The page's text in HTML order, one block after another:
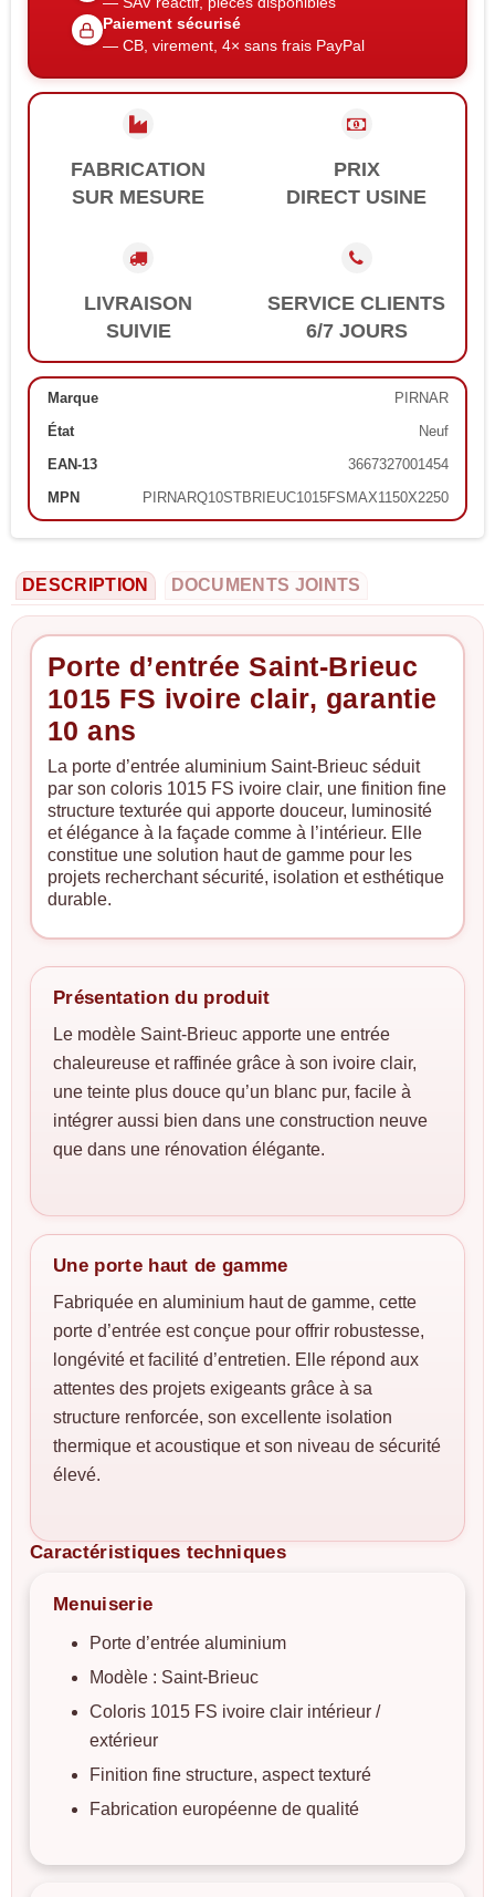
Paiement sécurisé
— CB, virement, 4× sans frais PayPal
FABRICATION
SUR MESURE
PRIX
DIRECT USINE
LIVRAISON
SUIVIE
SERVICE CLIENTS
6/7 JOURS
Marque
PIRNAR
État
Neuf
EAN-13
3667327001454
MPN
PIRNARQ10STBRIEUC1015FSMAX1150X2250
DESCRIPTION DOCUMENTS JOINTS
Porte d’entrée Saint-Brieuc
1015 FS ivoire clair, garantie
10 ans
La porte d’entrée aluminium Saint-Brieuc séduit
par son coloris 1015 FS ivoire clair, une finition fine
structure texturée qui apporte douceur, luminosité
et élégance à la façade comme à l’intérieur. Elle
constitue une solution haut de gamme pour les
projets recherchant sécurité, isolation et esthétique
durable.
Présentation du produit
Le modèle Saint-Brieuc apporte une entrée
chaleureuse et raffinée grâce à son ivoire clair,
une teinte plus douce qu’un blanc pur, facile à
intégrer aussi bien dans une construction neuve
que dans une rénovation élégante.
Une porte haut de gamme
Fabriquée en aluminium haut de gamme, cette
porte d’entrée est conçue pour offrir robustesse,
longévité et facilité d’entretien. Elle répond aux
attentes des projets exigeants grâce à sa
structure renforcée, son excellente isolation
thermique et acoustique et son niveau de sécurité
élevé.
Caractéristiques techniques
Menuiserie
Porte d’entrée aluminium
Modèle : Saint-Brieuc
Coloris 1015 FS ivoire clair intérieur /
extérieur
Finition fine structure, aspect texturé
Fabrication européenne de qualité